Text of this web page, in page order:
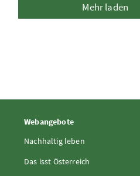
Mehr laden
Webangebote
Nachhaltig leben
Das isst Österreich